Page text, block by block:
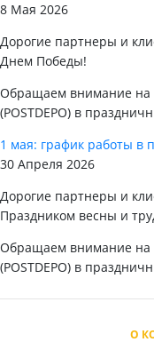
8 Мая 2026
Дорогие партнеры и
Днем Победы!
Обращаем внимание
(POSTDEPO) в
1 мая: график работы в
30 Апреля 2026
Дорогие партнеры и
Праздником весны и
Обращаем внимание
(POSTDEPO) в
О